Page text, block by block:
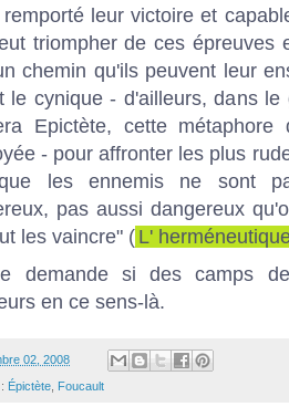
leur victoire et
triompher de ces
chemin qu'ils peuvent leur
le cynique - d'ailleurs, dans
Epictète, cette
- pour affronter les plus
les ennemis ne sont
pas aussi dangereux
les vaincre" ( L'
demande si des camps
en ce sens-là.
02, 2008
Épictète Foucault